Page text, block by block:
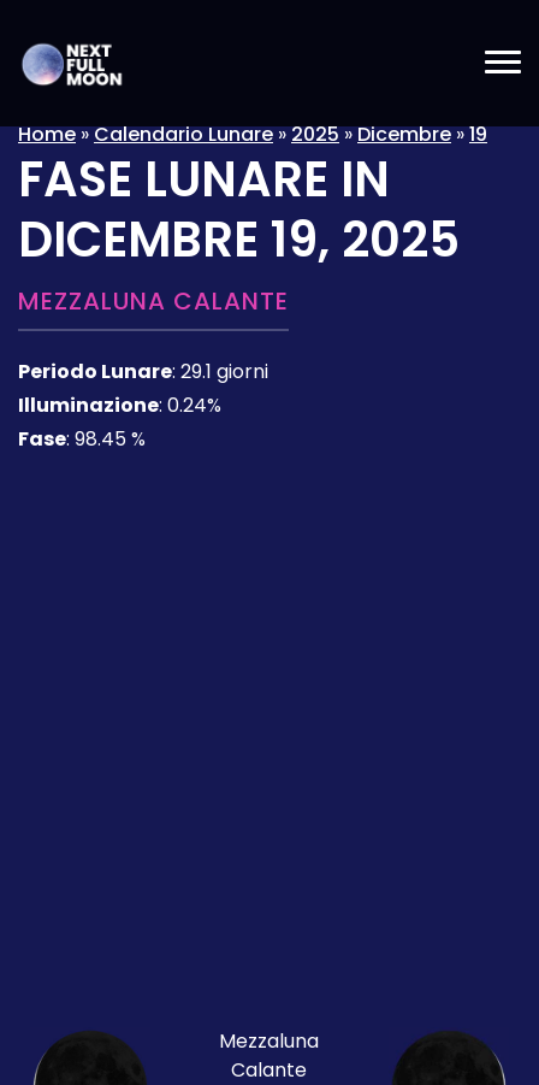
Home»Calendario Lunare»2025»Dicembre»19
FASE LUNARE IN
DICEMBRE 19, 2025
MEZZALUNA CALANTE
Periodo Lunare: 29.1 giorni
Illuminazione: 0.24%
Fase: 98.45 %
Mezzaluna
Calante